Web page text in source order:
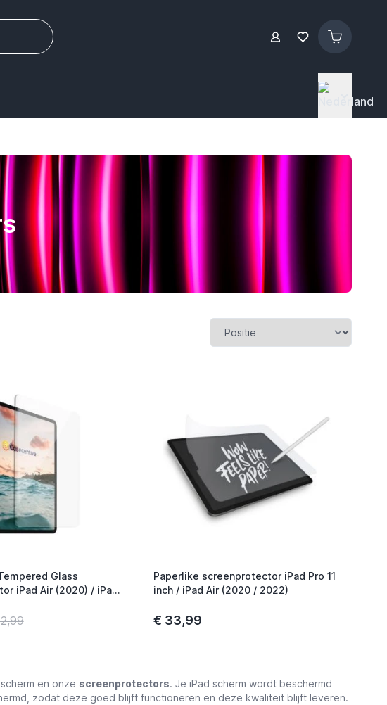
Glass
iPad Air (2020) / iPad
Paperlike screenprotector iPad Pro 11
inch / iPad Air (2020 / 2022)
€ 33,99
scherm en onze screenprotectors. Je iPad scherm wordt beschermd
zodat deze goed blijft functioneren en deze kwaliteit blijft leveren.